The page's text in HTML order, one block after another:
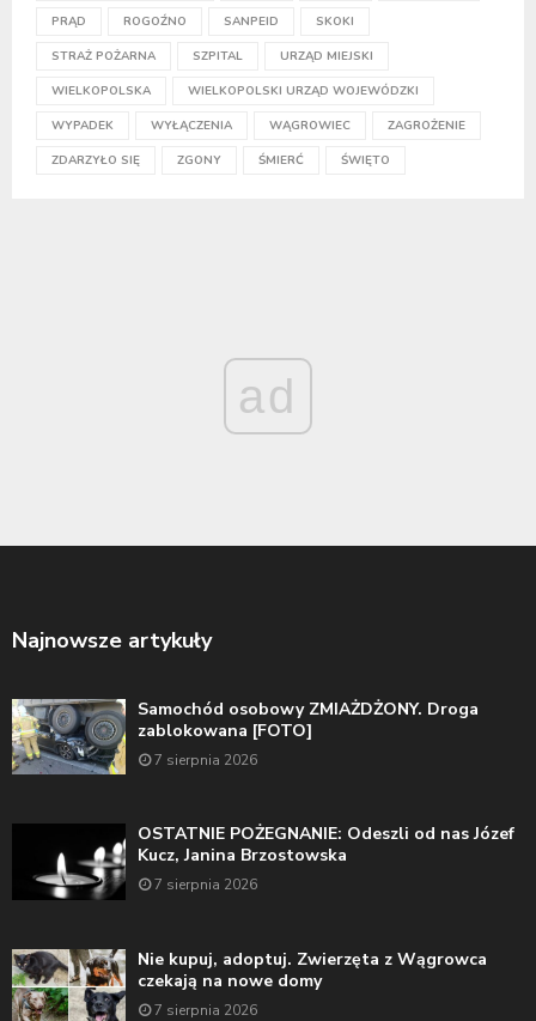
PRĄD ROGOŹNO SANPEID SKOKI
STRAŻ POŻARNA SZPITAL URZĄD MIEJSKI
WIELKOPOLSKA WIELKOPOLSKI URZĄD WOJEWÓDZKI
WYPADEK WYŁĄCZENIA WĄGROWIEC ZAGROŻENIE
ZDARZYŁO SIĘ ZGONY ŚMIERĆ ŚWIĘTO
ad
Najnowsze artykuły
Samochód osobowy ZMIAŻDŻONY. Droga
zablokowana [FOTO]
7 sierpnia 2026
OSTATNIE POŻEGNANIE: Odeszli od nas Józef
Kucz, Janina Brzostowska
7 sierpnia 2026
Nie kupuj, adoptuj. Zwierzęta z Wągrowca
czekają na nowe domy
7 sierpnia 2026